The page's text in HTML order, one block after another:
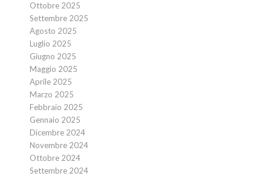
Ottobre 2025
Settembre 2025
Agosto 2025
Luglio 2025
Giugno 2025
Maggio 2025
Aprile 2025
Marzo 2025
Febbraio 2025
Gennaio 2025
Dicembre 2024
Novembre 2024
Ottobre 2024
Settembre 2024